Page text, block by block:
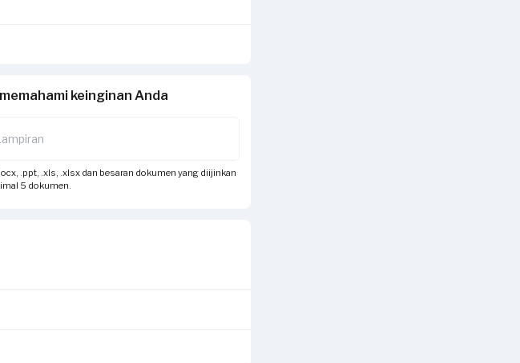
keinginan Anda
.ppt, .xls, .xlsx dan besaran dokumen yang diijinkan
5 dokumen.